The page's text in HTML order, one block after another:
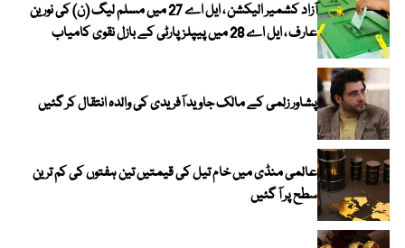
آزاد کشمیر الیکشن ، ایل اے 27 میں مسلم لیگ (ن) کی نورین
عارف ، ایل اے 28 میں پیپلز پارٹی کے بازل نقوی کامیاب
پشاور زلمی کے مالک جاوید آفریدی کی والدہ انتقال کر گئیں
عالمی منڈی میں خام تیل کی قیمتیں تین ہفتوں کی کم ترین
سطح پر آ گئیں